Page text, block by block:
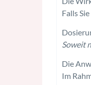
Falls
Soweit
Die
Im